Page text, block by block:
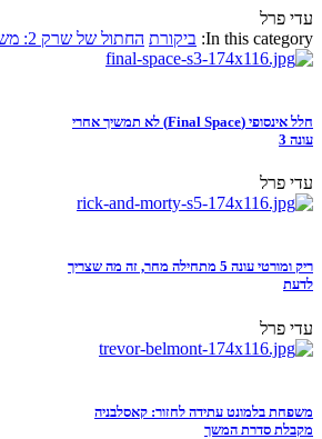
עדי פרל
In this category: ביקורת החתול של שרק 2: משאלה אחת ודי
חלל אינסופי (Final Space) לא תמשיך אחרי
עונה 3
עדי פרל
ריק ומורטי עונה 5 מתחילה מחר, זה מה שצריך
לדעת
עדי פרל
משפחת בלמונט עתידה לחזור: קאסלבניה
מקבלת סדרת המשך